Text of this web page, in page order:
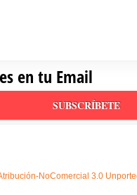
en tu Email
NoComercial 3.0